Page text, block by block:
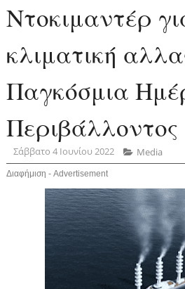
Ντοκιμαντέρ
κλιματική
Παγκόσμια
Περιβάλλοντος
Σάββατο 4 Ιουνίου 2022 Media
Διαφήμιση - Advertisement